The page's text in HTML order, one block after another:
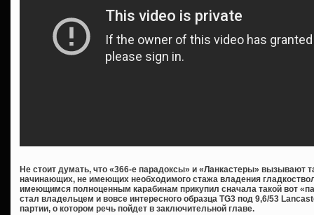
Не стоит думать, что «366-е парадоксы» и «Ланкастеры» вызывают
начинающих, не имеющих необходимого стажа владения
имеющимся полноценным карабинам прикупил сначала такой вот
стал владельцем и вовсе интересного образца TG3 под 9,6/53
партии, о котором речь пойдет в заключительной главе.